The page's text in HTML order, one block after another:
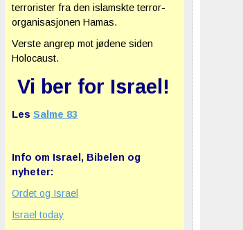
terrorister fra den islamskte terror-
organisasjonen Hamas.
Verste angrep mot jødene siden
Holocaust.
Vi ber for Israel!
LesSalme 83
Info om Israel, Bibelen og
nyheter:
Ordet og Israel
Israel today